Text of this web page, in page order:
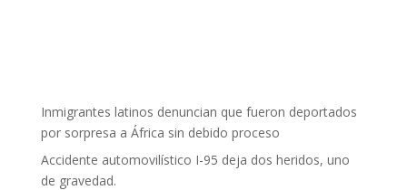
Inmigrantes latinos denuncian que fueron deportados
por sorpresa a África sin debido proceso
Accidente automovilístico I-95 deja dos heridos, uno
de gravedad.